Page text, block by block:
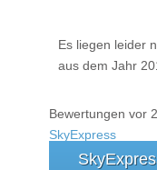
Es liegen leider
aus dem Jahr
Bewertungen vor
SkyExpress